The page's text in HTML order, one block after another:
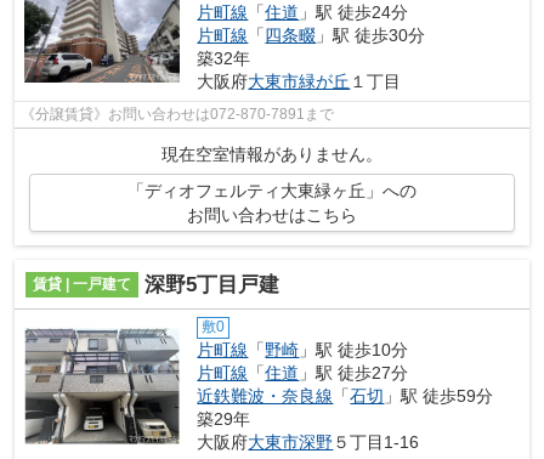
片町線 「住道 」駅 徒歩24分
片町線 「四条畷 」駅 徒歩30分
築32年
大阪府大東市緑が丘 １丁目
《分譲賃貸》お問い合わせは072-870-7891まで
現在空室情報がありません。
「ディオフェルティ大東緑ヶ丘」への
お問い合わせはこちら
賃貸 | 一戸建て 深野5丁目戸建
敷0
片町線 「野崎 」駅 徒歩10分
片町線 「住道 」駅 徒歩27分
近鉄難波・奈良線 「石切 」駅 徒歩59分
築29年
大阪府大東市深野５丁目1-16